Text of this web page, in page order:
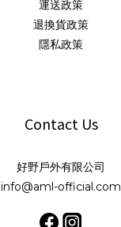
運送政策
退換貨政策
隱私政策
Contact Us
好野戶外有限公司
info@aml-official.com